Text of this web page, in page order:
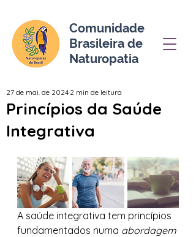
Comunidade
Brasileira de
Naturopatia
Princípios da Saúde
Integrativa
27 de mai. de 2024 2 min de leitura
A saúde integrativa tem princípios
fundamentados numa abordagem